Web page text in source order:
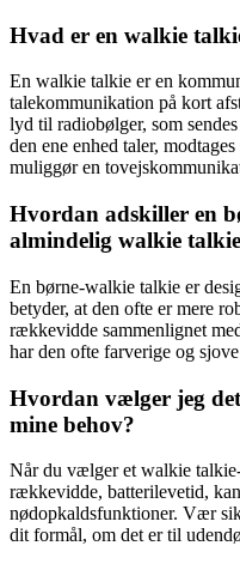
Hvad er en walkie
En walkie talkie er en
talekommunikation på kort
lyd til radiobølger, som
den ene enhed taler,
muliggør en
Hvordan adskiller en
almindelig walkie
En børne-walkie talkie er
betyder, at den ofte er mere
rækkevidde sammenlignet
har den ofte farverige og
Hvordan vælger jeg
mine behov?
Når du vælger et walkie
rækkevidde, batterilevetid,
nødopkaldsfunktioner. Vær
dit formål, om det er til